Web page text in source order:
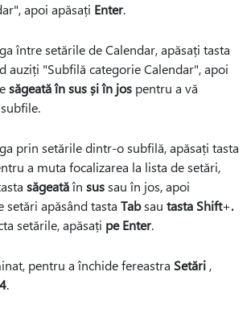
apoi apăsați Enter.
între setările de Calendar, apăsați tasta
auziți "Subfilă categorie Calendar", apoi
săgeată în sus și în jos pentru a vă
prin setările dintr-o subfilă, apăsați tasta
a muta focalizarea la lista de setări,
săgeatăîn sussau în jos, apoi
apăsând tasta Tabsau tasta Shift+.
setările, apăsați pe Enter.
pentru a închide fereastra Setări ,
.